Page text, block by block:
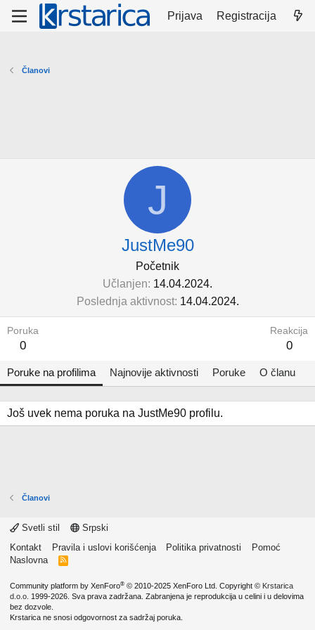
Prijava Registracija
Članovi
J
JustMe90
Početnik
Učlanjen 14.04.2024.
Poslednja aktivnost 14.04.2024.
Poruka
0
Reakcija
0
Poruke na profilima Najnovije aktivnosti Poruke O članu
Još uvek nema poruka na JustMe90 profilu.
Članovi
Svetli stil
Srpski
Kontakt
Pravila i uslovi korišćenja Politika privatnosti
Pomoć
Naslovna
R
Community platform by XenForo® © 2010-2025 XenForo Ltd. Copyright © Krstarica
d.o.o. 1999-2026. Sva prava zadržana. Zabranjena je reprodukcija u celini i u delovima
bez dozvole.
Krstarica ne snosi odgovornost za sadržaj poruka.